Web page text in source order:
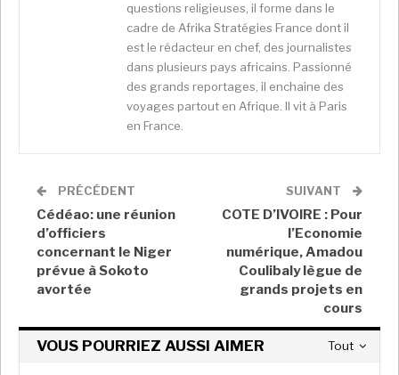
Le partage de la Palestine entre les deux, n’a pas été
homogène encore moins cohérent. Au lieu d’être du
haut vers le bas, le partage aurait pu se faire au milieu,
laissant Jérusalem au centre et donnant l’accès à la
Israël exister du fait qu’il se cré
au détriment des
populationslocales, majoritairement arabes. Ensuite
Jérusalem est le 2 e plus important lieu de culte
musulman avec la Mosquée d’Al-Aqsaet l’obsession
d’Israël à en faire sa capitale et donc à pouvoir en
restreindre l’accès aux musulmans a aggravé la
situation. Enfin, avec le soutien des puissances
occidentales, Israël a voulu s’imposer par tous les
questions religieuses, il forme dans le
cadre de Afrika Stratégies France dont il
est le rédacteur en chef, des journalistes
dans plusieurs pays africains. Passionné
des grands reportages, il enchaine des
voyages partout en Afrique. Il vit à Paris
en France.
PRÉCÉDENT
Cédéao: une réunion
d’officiers
concernant le Niger
prévue à Sokoto
avortée
SUIVANT
COTE D’IVOIRE : Pour
l’Economie
numérique, Amadou
Coulibaly lègue de
grands projets en
cours
Tout
VOUS POURRIEZ AUSSI AIMER